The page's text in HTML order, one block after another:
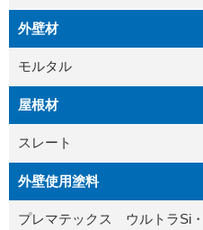
外壁材
モルタル
屋根材
スレート
外壁使用塗料
プレマテックス ウルトラSi